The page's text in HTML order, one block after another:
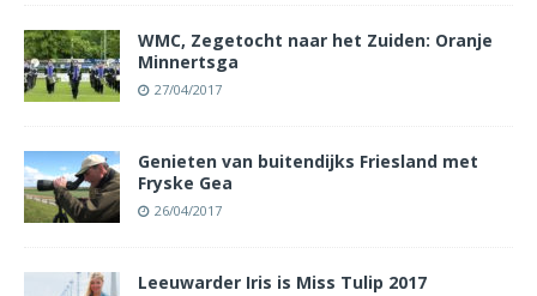
WMC, Zegetocht naar het Zuiden: Oranje
Minnertsga
27/04/2017
Genieten van buitendijks Friesland met
Fryske Gea
26/04/2017
Leeuwarder Iris is Miss Tulip 2017